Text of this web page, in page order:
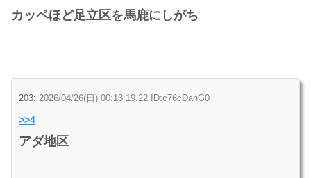
カッペほど足立区を馬鹿にしがち
203: 2026/04/26(日) 00:13:19.22 ID:c76cDanG0
>>4
アダ地区